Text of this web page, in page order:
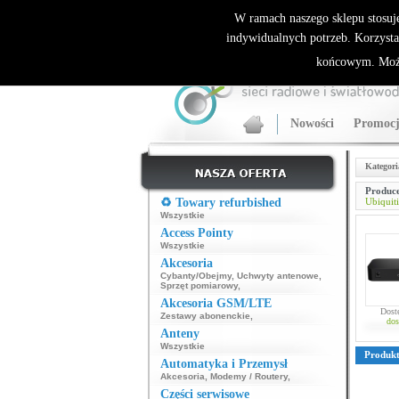
ALLNET.PL Sieci bezprzewodowe - generalny
Nowości
♻️ Towary refurbished
Wszystkie
Access Pointy
Wszystkie
Akcesoria
Cybanty/Obejmy, Uchwyty antenowe
Sprzęt pomiarowy,
Akcesoria GSM/LTE
Zestawy abonenckie
Anteny
Wszystkie
Automatyka i Przemysł
Akcesoria Modemy / Routery,
Części serwisowe
Ubiquiti
W ramach naszego sklepu
indywidualnych potrzeb.
końcowym.